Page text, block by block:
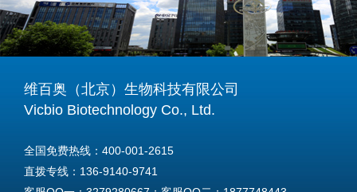
维百奥（北京）生物科技有限公司
Vicbio Biotechnology Co., Ltd.
全国免费热线：400-001-2615
直拨专线：136-9140-9741